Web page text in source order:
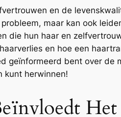
en de
maar kan ook
die hun haar en
en hoe een
geïnformeerd bent over de
kunt herwinnen!
Het